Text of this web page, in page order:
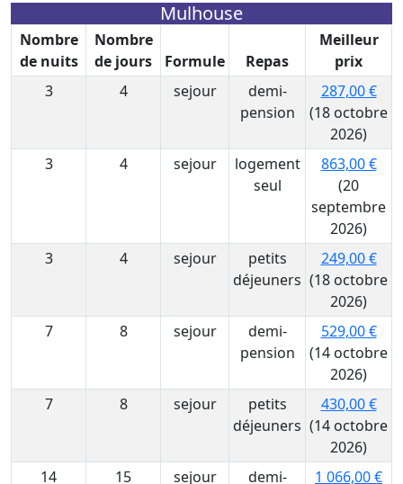
Mulhouse
Nombre
de nuits
Nombre
de jours
Formule Repas
Meilleur
prix
3
4 sejour
demi-
pension
287,00 €
(18 octobre
2026)
3
4 sejour
logement
seul
863,00 €
(20
septembre
2026)
3
4 sejour
petits
déjeuners
249,00 €
(18 octobre
2026)
7
8 sejour
demi-
pension
529,00 €
(14 octobre
2026)
7
8 sejour
petits
déjeuners
430,00 €
(14 octobre
2026)
14
15 sejour
demi-
1 066,00 €